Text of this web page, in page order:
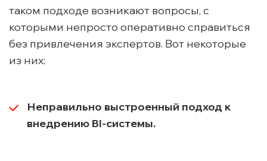
таком подходе возникают вопросы, с
которыми непросто оперативно справиться
без привлечения экспертов. Вот некоторые
из них:
Неправильно выстроенный подход к
внедрению BI-системы.